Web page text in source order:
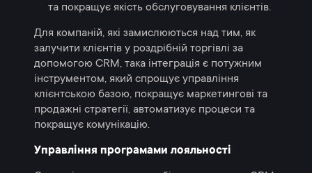
та покращує якість обслуговування клієнтів.
Для компаній, які замислюються над тим, як
залучити клієнтів у роздрібній торгівлі за
допомогою CRM, така інтеграція є потужним
інструментом, який спрощує управління
клієнтською базою, покращує маркетингові та
продажні стратегії, автоматизує процеси та
покращує комунікацію.
Управління програмами лояльності